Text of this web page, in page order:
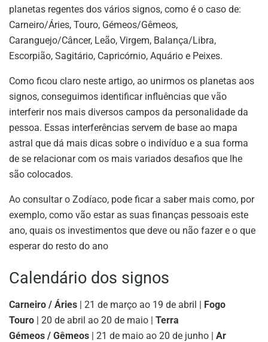
planetas regentes dos vários signos, como é o caso de:
Carneiro/Áries, Touro, Gémeos/Gêmeos,
Caranguejo/Câncer, Leão, Virgem, Balança/Libra,
Escorpião, Sagitário, Capricórnio, Aquário e Peixes.
Como ficou claro neste artigo, ao unirmos os planetas aos
signos, conseguimos identificar influências que vão
interferir nos mais diversos campos da personalidade da
pessoa. Essas interferências servem de base ao mapa
astral que dá mais dicas sobre o indivíduo e a sua forma
de se relacionar com os mais variados desafios que lhe
são colocados.
Ao consultar o Zodíaco, pode ficar a saber mais como, por
exemplo, como vão estar as suas finanças pessoais este
ano, quais os investimentos que deve ou não fazer e o que
esperar do resto do ano
Calendário dos signos
Carneiro / Áries | 21 de março ao 19 de abril | Fogo
Touro | 20 de abril ao 20 de maio | Terra
Gémeos / Gêmeos | 21 de maio ao 20 de junho | Ar